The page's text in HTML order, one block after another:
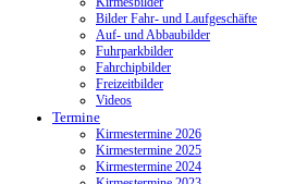
Bilder Fahr- und Laufgeschäfte
Auf- und Abbaubilder
Fuhrparkbilder
Fahrchipbilder
Freizeitbilder
Videos
Termine
Kirmestermine 2026
Kirmestermine 2025
Kirmestermine 2024